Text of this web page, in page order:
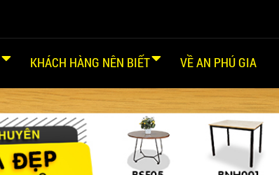
KHÁCH HÀNG NÊN BIẾT VỀ AN PHÚ GIA